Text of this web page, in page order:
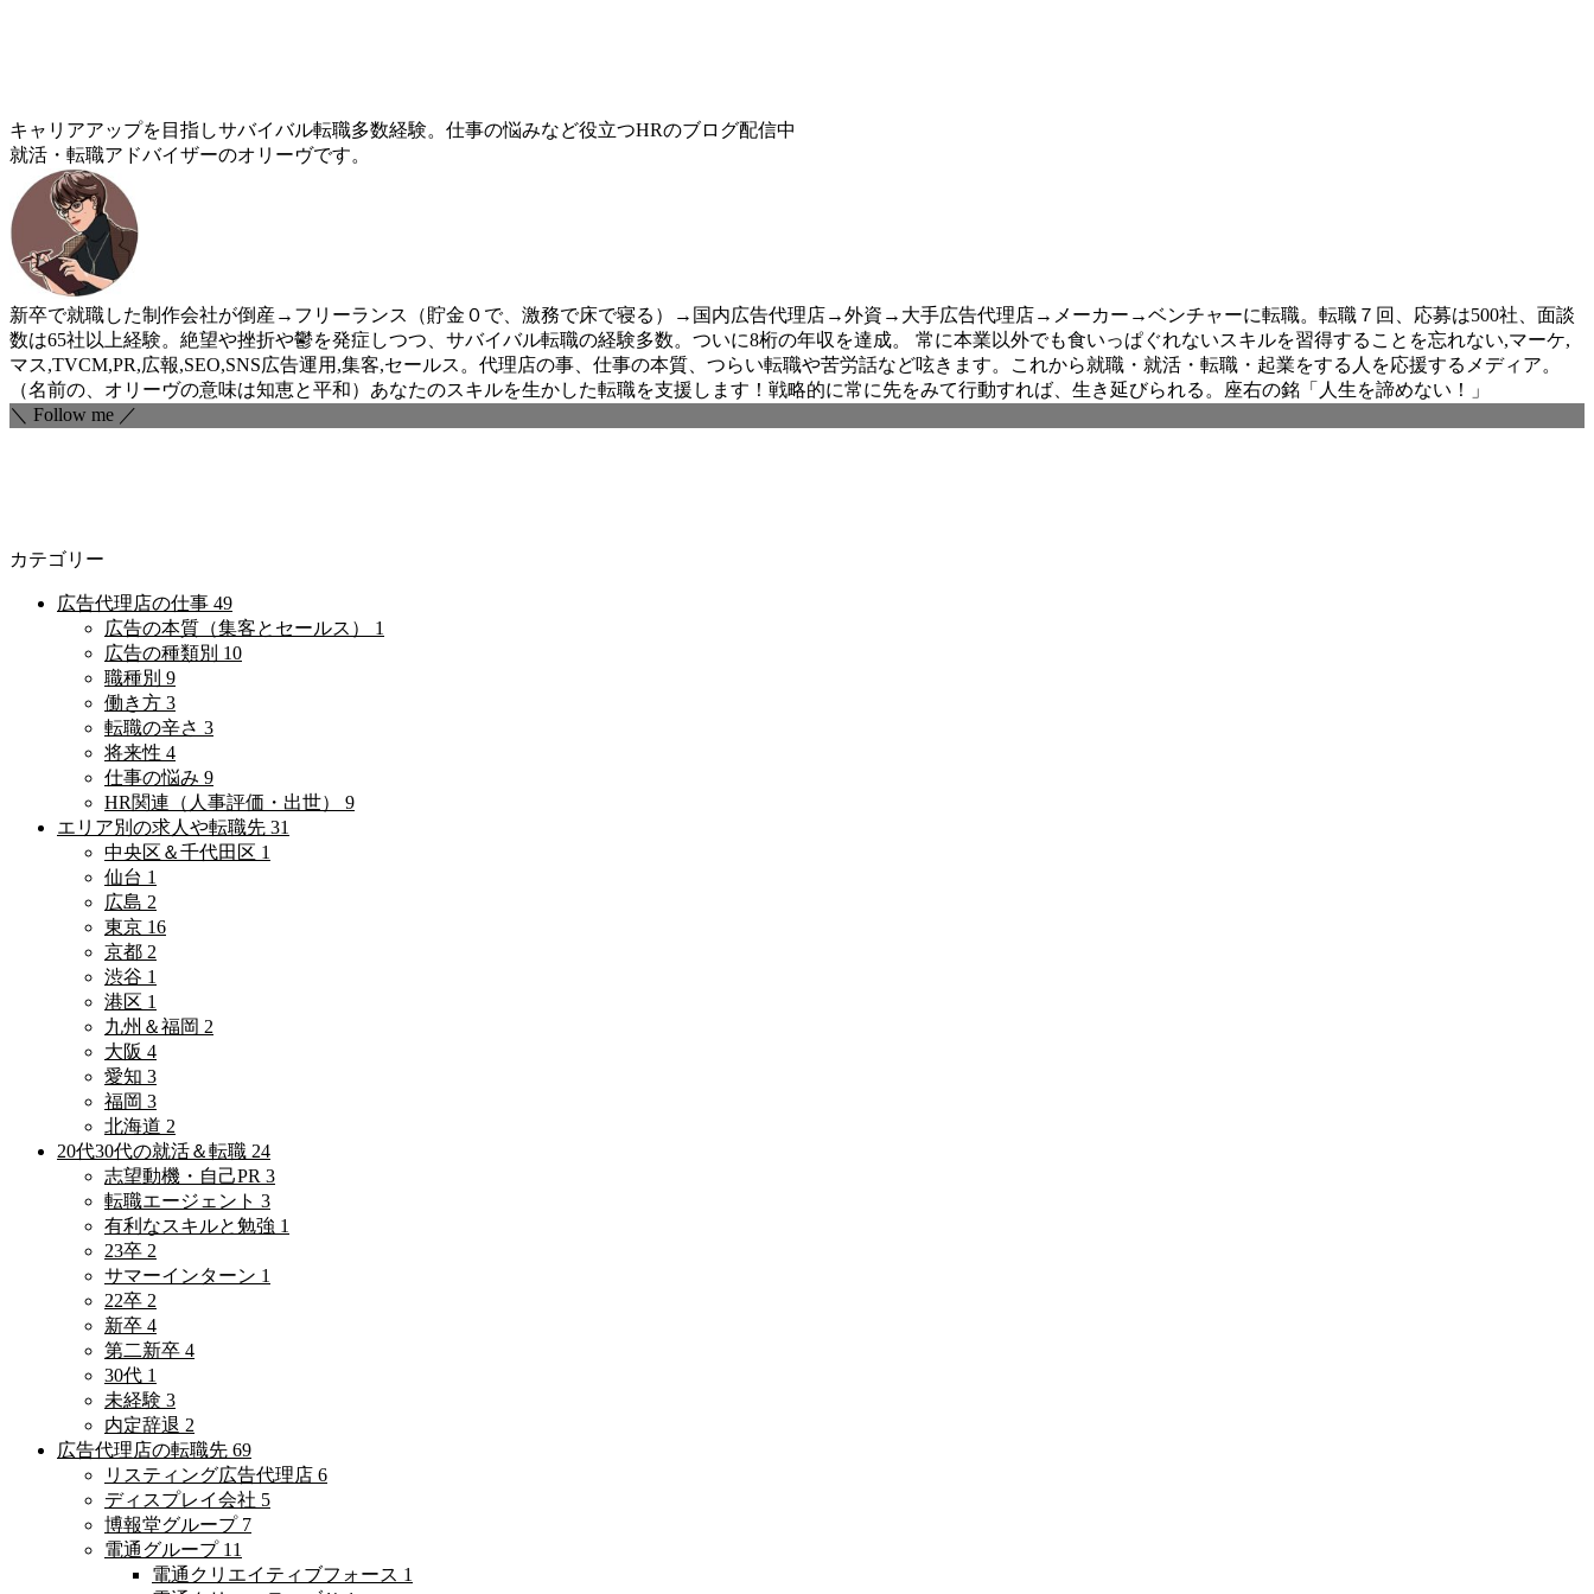
キャリアアップを目指しサバイバル転職多数経験。仕事の悩みなど役立つHRのブログ配信中
就活・転職アドバイザーのオリーヴです。
新卒で就職した制作会社が倒産→フリーランス（貯金０で、激務で床で寝る）→国内広告代理店→外資→大手広告代理店→メーカー→ベンチャーに転職。転職７回、応募は500社、面談
数は65社以上経験。絶望や挫折や鬱を発症しつつ、サバイバル転職の経験多数。ついに8桁の年収を達成。 常に本業以外でも食いっぱぐれないスキルを習得することを忘れない,マーケ,
マス,TVCM,PR,広報,SEO,SNS広告運用,集客,セールス。代理店の事、仕事の本質、つらい転職や苦労話など呟きます。これから就職・就活・転職・起業をする人を応援するメディア。
（名前の、オリーヴの意味は知恵と平和）あなたのスキルを生かした転職を支援します！戦略的に常に先をみて行動すれば、生き延びられる。座右の銘「人生を諦めない！」
＼ Follow me ／
カテゴリー
広告代理店の仕事 49
広告の本質（集客とセールス） 1
広告の種類別 10
職種別 9
働き方 3
転職の辛さ 3
将来性 4
仕事の悩み 9
HR関連（人事評価・出世） 9
エリア別の求人や転職先 31
中央区＆千代田区 1
仙台 1
広島 2
東京 16
京都 2
渋谷 1
港区 1
九州＆福岡 2
大阪 4
愛知 3
福岡 3
北海道 2
20代30代の就活＆転職 24
志望動機・自己PR 3
転職エージェント 3
有利なスキルと勉強 1
23卒 2
サマーインターン 1
22卒 2
新卒 4
第二新卒 4
30代 1
未経験 3
内定辞退 2
広告代理店の転職先 69
リスティング広告代理店 6
ディスプレイ会社 5
博報堂グループ 7
電通グループ 11
電通クリエイティブフォース 1